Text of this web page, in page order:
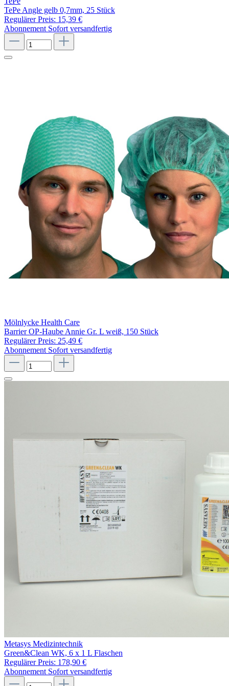
TePe Angle gelb 0,7mm, 25 Stück
Regulärer Preis: 15,39 €
Abonnement Sofort versandfertig
Mölnlycke Health Care
Barrier OP-Haube Annie Gr. L weiß, 150 Stück
Regulärer Preis: 25,49 €
Abonnement Sofort versandfertig
Metasys Medizintechnik
Green&Clean WK, 6 x 1 L Flaschen
Regulärer Preis: 178,90 €
Abonnement Sofort versandfertig